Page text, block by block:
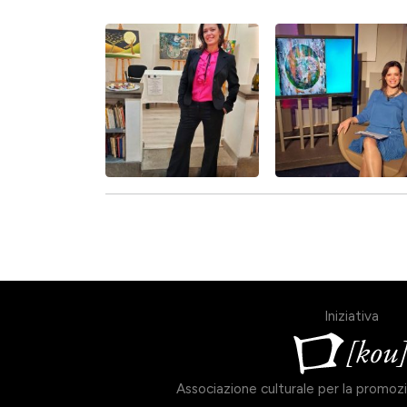
Iniziativa
Associazione culturale per la